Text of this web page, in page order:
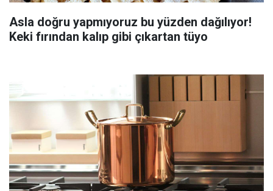
Asla doğru yapmıyoruz bu yüzden dağılıyor!
Keki fırından kalıp gibi çıkartan tüyo